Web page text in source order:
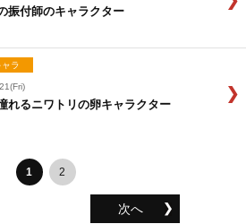
振付師のキャラクター
ャラ
れるニワトリの卵キャラクター
1 2
次へ